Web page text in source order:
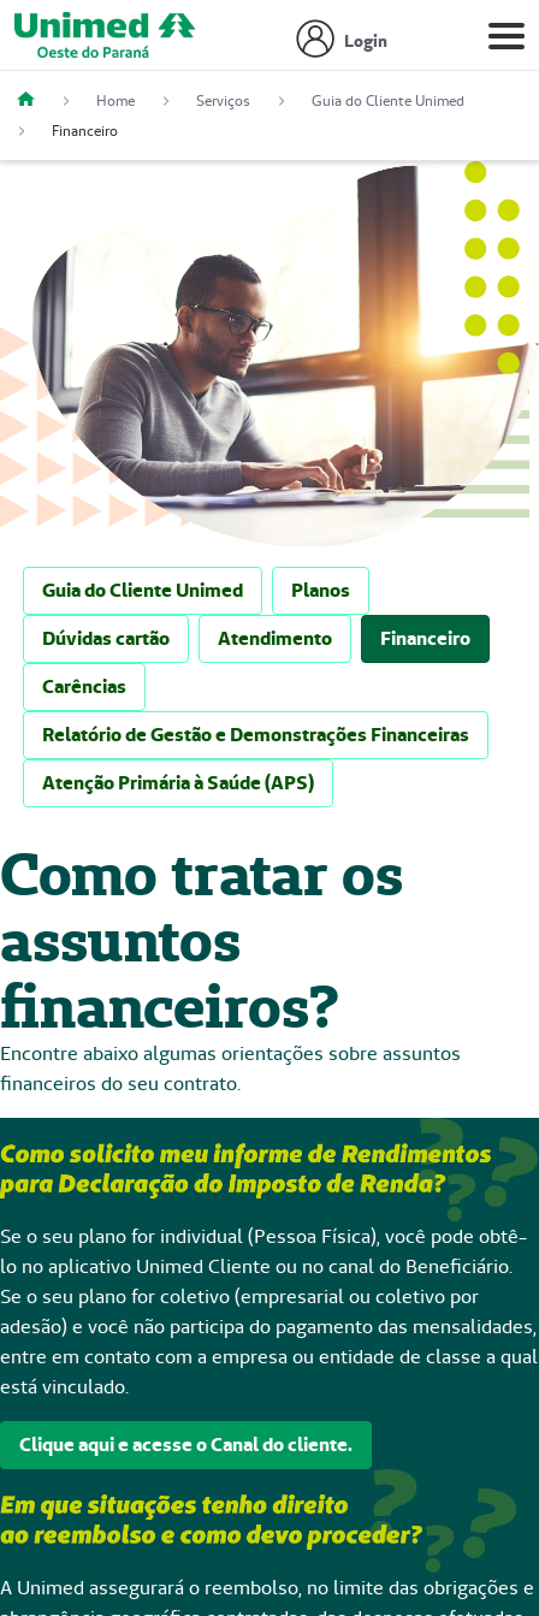
Login
Home Serviços
Guia do Cliente Unimed
Financeiro
Guia do Cliente Unimed
Planos
Dúvidas cartão
Atendimento
Financeiro
Carências
Relatório de Gestão e Demonstrações Financeiras
Atenção Primária à Saúde (APS)
Como tratar os
assuntos
financeiros?
Encontre abaixo algumas orientações sobre assuntos
financeiros do seu contrato.
Se o seu plano for individual (Pessoa Física), você pode obtê-
lo no aplicativo Unimed Cliente ou no canal do Beneficiário.
Se o seu plano for coletivo (empresarial ou coletivo por
adesão) e você não participa do pagamento das mensalidades,
entre em contato com a empresa ou entidade de classe a qual
está vinculado.
Clique aqui e acesse o Canal do cliente.
A Unimed assegurará o reembolso, no limite das obrigações e